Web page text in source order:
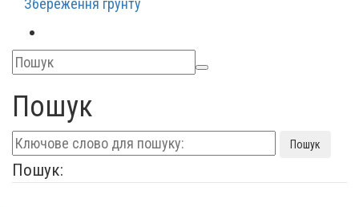
Збереження грунту
Пошук
Пошук
Пошук: